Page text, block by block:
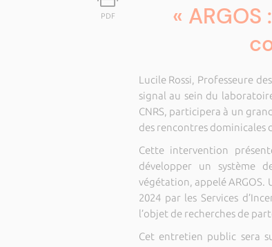
PDF
«
Lucile Rossi, Professeure
signal au sein du
CNRS, participera à un
des rencontres dominicales
Cette intervention
développer un système
végétation, appelé
2024 par les Services
l’objet de recherches de
Cet entretien public sera